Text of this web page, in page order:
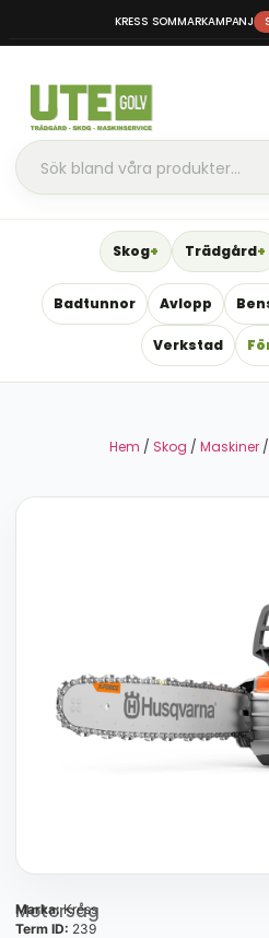
KRESS SOMMARKAMPANJ
Skog Trädgård
Badtunnor Avlopp
Verkstad
Hem / Skog / Maskiner /
Motorsåg
Marka:Kress
Term ID: 239